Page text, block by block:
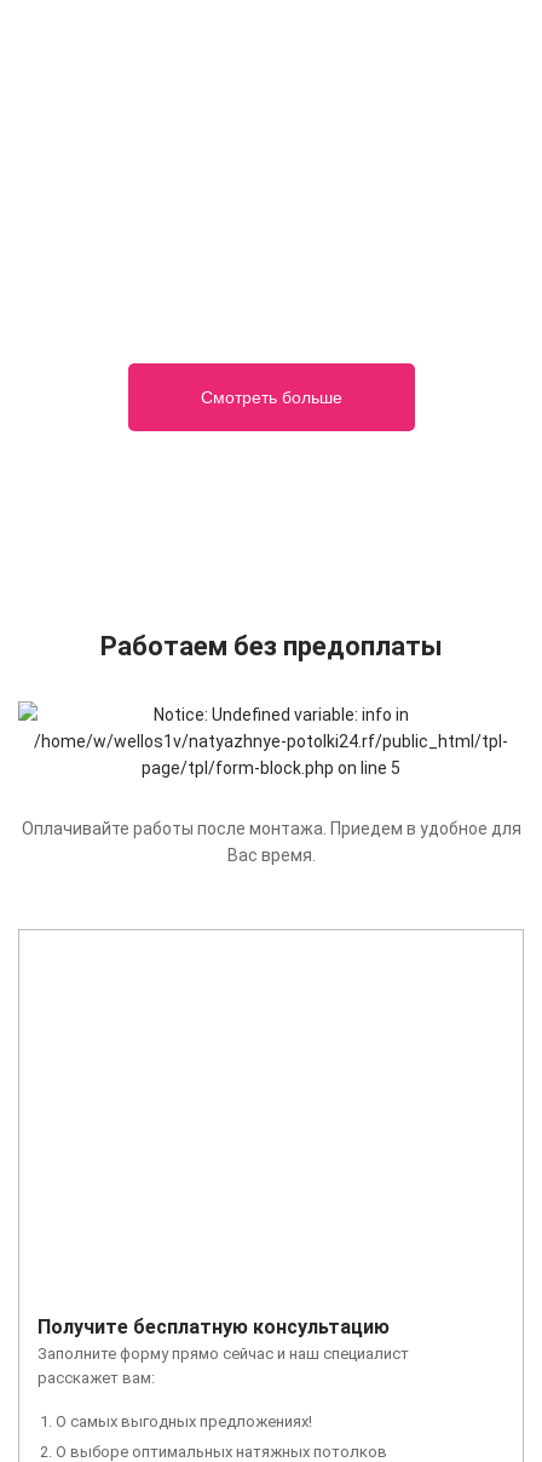
Смотреть больше
Работаем без предоплаты
Оплачивайте работы после монтажа. Приедем в удобное для
Вас время.
Получите бесплатную консультацию
Заполните форму прямо сейчас и наш специалист
расскажет вам:
О самых выгодных предложениях!
О выборе оптимальных натяжных потолков